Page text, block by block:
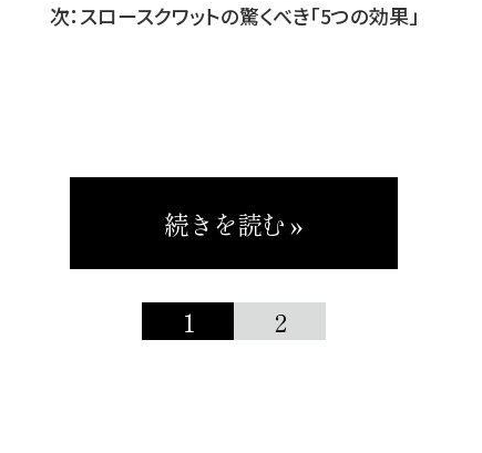
次：スロースクワットの驚くべき「5つの効果」
続きを読む »
1 2